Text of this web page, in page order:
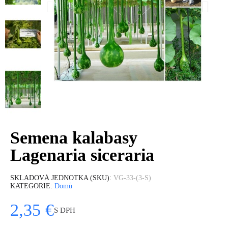
Semena kalabasy
Lagenaria siceraria
SKLADOVÁ JEDNOTKA (SKU) VG-33-(3-S)
KATEGORIE Domů
2,35 €S DPH